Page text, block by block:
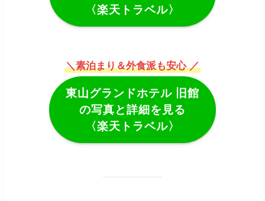
〈楽天トラベル〉
＼素泊まり＆外食派も安心 ／
東山グランドホテル
旧館
の写真と詳細を見る
〈楽天トラベル〉